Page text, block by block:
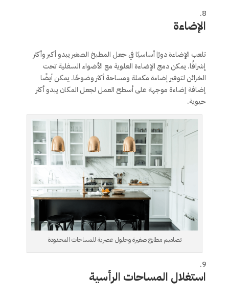
الإضاءة
تلعب الإضاءة دورًا أساسيًا في جعل المطبخ الصغير يبدو أكبر وأكثر
إشراقًا. يمكن دمج الإضاءة العلوية مع الأضواء السفلية تحت
الخزائن لتوفير إضاءة مكملة ومساحة أكثر وضوحًا. يمكن أيضًا
إضافة إضاءة موجهة على أسطح العمل لجعل المكان يبدو أكثر
حيوية.
تصاميم مطابخ صغيرة وحلول عصرية للمساحات المحدودة
استغلال المساحات الرأسية